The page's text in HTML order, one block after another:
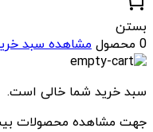
بستن
0 محصول
مشاهده سبد
سبد خرید شما خالی است.
جهت مشاهده محصولات